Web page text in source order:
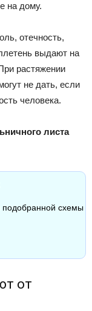
на дому.
отечность,
выдают на
растяжении
не дать, если
человека.
листа
подобранной схемы
от